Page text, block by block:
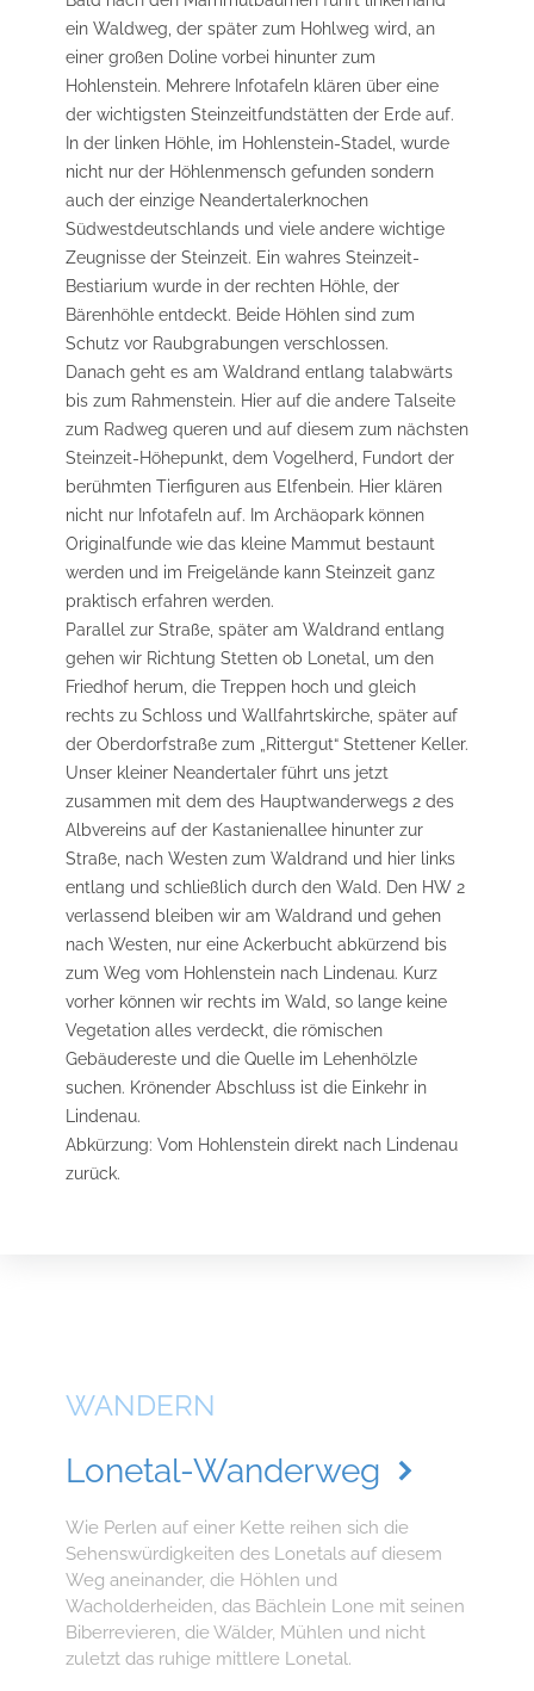
ein Waldweg, der später zum Hohlweg wird, an
einer großen Doline vorbei hinunter zum
Hohlenstein. Mehrere Infotafeln klären über eine
der wichtigsten Steinzeitfundstätten der Erde auf.
In der linken Höhle, im Hohlenstein-Stadel, wurde
nicht nur der Höhlenmensch gefunden sondern
auch der einzige Neandertalerknochen
Südwestdeutschlands und viele andere wichtige
Zeugnisse der Steinzeit. Ein wahres Steinzeit-
Bestiarium wurde in der rechten Höhle, der
Bärenhöhle entdeckt. Beide Höhlen sind zum
Schutz vor Raubgrabungen verschlossen.
Danach geht es am Waldrand entlang talabwärts
bis zum Rahmenstein. Hier auf die andere Talseite
zum Radweg queren und auf diesem zum nächsten
Steinzeit-Höhepunkt, dem Vogelherd, Fundort der
berühmten Tierfiguren aus Elfenbein. Hier klären
nicht nur Infotafeln auf. Im Archäopark können
Originalfunde wie das kleine Mammut bestaunt
werden und im Freigelände kann Steinzeit ganz
praktisch erfahren werden.
Parallel zur Straße, später am Waldrand entlang
gehen wir Richtung Stetten ob Lonetal, um den
Friedhof herum, die Treppen hoch und gleich
rechts zu Schloss und Wallfahrtskirche, später auf
der Oberdorfstraße zum „Rittergut“ Stettener Keller.
Unser kleiner Neandertaler führt uns jetzt
zusammen mit dem des Hauptwanderwegs 2 des
Albvereins auf der Kastanienallee hinunter zur
Straße, nach Westen zum Waldrand und hier links
entlang und schließlich durch den Wald. Den HW 2
verlassend bleiben wir am Waldrand und gehen
nach Westen, nur eine Ackerbucht abkürzend bis
zum Weg vom Hohlenstein nach Lindenau. Kurz
vorher können wir rechts im Wald, so lange keine
Vegetation alles verdeckt, die römischen
Gebäudereste und die Quelle im Lehenhölzle
suchen. Krönender Abschluss ist die Einkehr in
Lindenau.
Abkürzung: Vom Hohlenstein direkt nach Lindenau
zurück.
WANDERN
Lonetal-Wanderweg
Wie Perlen auf einer Kette reihen sich die
Sehenswürdigkeiten des Lonetals auf diesem
Weg aneinander, die Höhlen und
Wacholderheiden, das Bächlein Lone mit seinen
Biberrevieren, die Wälder, Mühlen und nicht
zuletzt das ruhige mittlere Lonetal.